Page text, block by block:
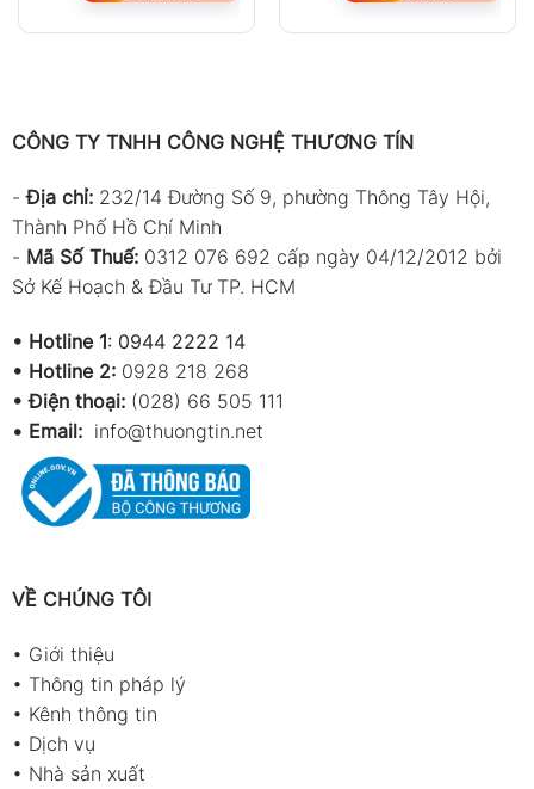
CÔNG TY TNHH CÔNG NGHỆ THƯƠNG TÍN
-Địa chỉ: 232/14 Đường Số 9, phường Thông Tây Hội,
Thành Phố Hồ Chí Minh
- Mã Số Thuế: 0312 076 692 cấp ngày 04/12/2012 bởi
Sở Kế Hoạch & Đầu Tư TP. HCM
• Hotline 1: 0944 2222 14
• Hotline 2: 0928 218 268
• Điện thoại: (028) 66 505 111
• Email: info@thuongtin.net
VỀ CHÚNG TÔI
• Giới thiệu
• Thông tin pháp lý
• Kênh thông tin
• Dịch vụ
• Nhà sản xuất